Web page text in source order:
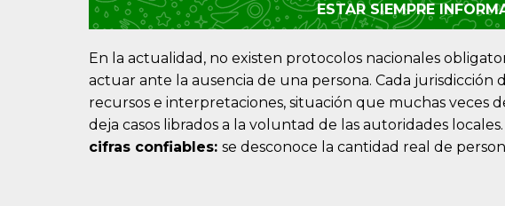
ESTAR SIEMPRE
En la actualidad, no existen protocolos nacionales
actuar ante la ausencia de una persona. Cada jurisdicción
recursos e interpretaciones, situación que muchas veces
deja casos librados a la voluntad de las autoridades
cifras confiables: se desconoce la cantidad real de